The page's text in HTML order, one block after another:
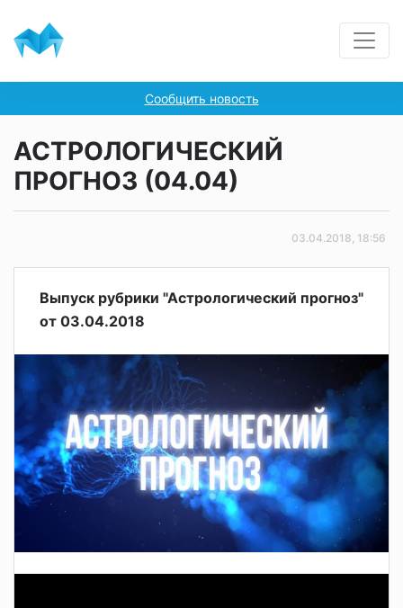
Сообщить новость
АСТРОЛОГИЧЕСКИЙ
ПРОГНОЗ (04.04)
03.04.2018, 18:56
Выпуск рубрики "Астрологический прогноз"
от 03.04.2018